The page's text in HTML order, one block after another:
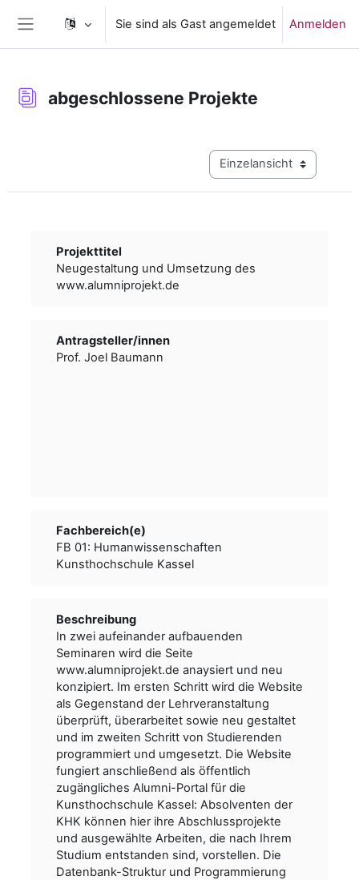
Website-Übersicht
Sie sind als Gast angemeldet Anmelden
abgeschlossene Projekte
Modus Tertiärnavigation
Projekttitel
Neugestaltung und Umsetzung des
www.alumniprojekt.de
Antragsteller/­­innen
Prof. Joel Baumann
Fachbereich(e)
FB 01: Humanwissenschaften
Kunsthochschule Kassel
Beschreibung
In zwei aufeinander aufbauenden
Seminaren wird die Seite
www.alumniprojekt.de anaysiert und neu
konzipiert. Im ersten Schritt wird die Website
als Gegenstand der Lehrveranstaltung
überprüft, überarbeitet sowie neu gestaltet
und im zweiten Schritt von Studierenden
programmiert und umgesetzt. Die Website
fungiert anschließend als öffentlich
zugängliches Alumni-Portal für die
Kunsthochschule Kassel: Absolventen der
KHK können hier ihre Abschlussprojekte
und ausgewählte Arbeiten, die nach Ihrem
Studium entstanden sind, vorstellen. Die
Datenbank-Struktur und Programmierung